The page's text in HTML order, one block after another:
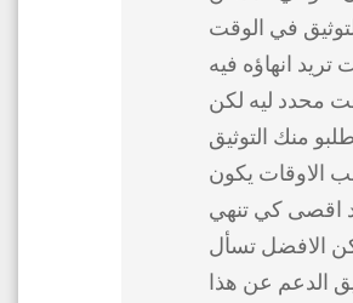
في الوقت
تريد انهاؤه فيه
محدد ليه لكن
منك التوثيق
الاوقات يكون
اقصى كي تنهي
الافضل تسأل
الدعم عن هذا